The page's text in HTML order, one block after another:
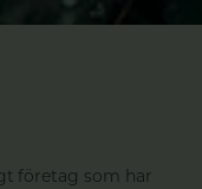
företag som har